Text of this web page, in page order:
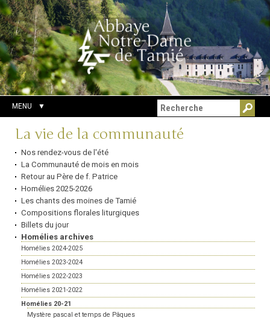
Aller
au
contenu.
|
Aller
à
la
navigation
Outils
personnels
Chercher par
Recherche
avancée…
MENU
Navigation
La vie de la communauté
Nos rendez-vous de l'été
La Communauté de mois en mois
Retour au Père de f. Patrice
Homélies 2025-2026
Les chants des moines de Tamié
Compositions florales liturgiques
Billets du jour
Homélies archives
Homélies 2024-2025
Homélies 2023-2024
Homélies 2022-2023
Homélies 2021-2022
Homélies 20-21
Mystère pascal et temps de Pâques